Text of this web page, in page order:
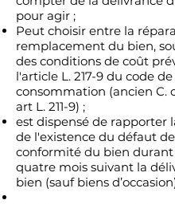
pour agir ;
Peut choisir entre la
remplacement du bien,
des conditions de coût
l'article L. 217-9 du code de
consommation (ancien C.
art L. 211-9) ;
est dispensé de rapporter
de l'existence du défaut de
conformité du bien durant
quatre mois suivant la
bien (sauf biens